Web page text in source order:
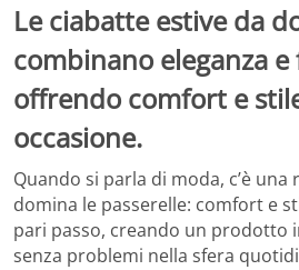
Le ciabatte estive da
combinano eleganza e
offrendo comfort e
occasione.
Quando si parla di moda, c’è una
domina le passerelle: comfort e
pari passo, creando un prodotto
senza problemi nella sfera